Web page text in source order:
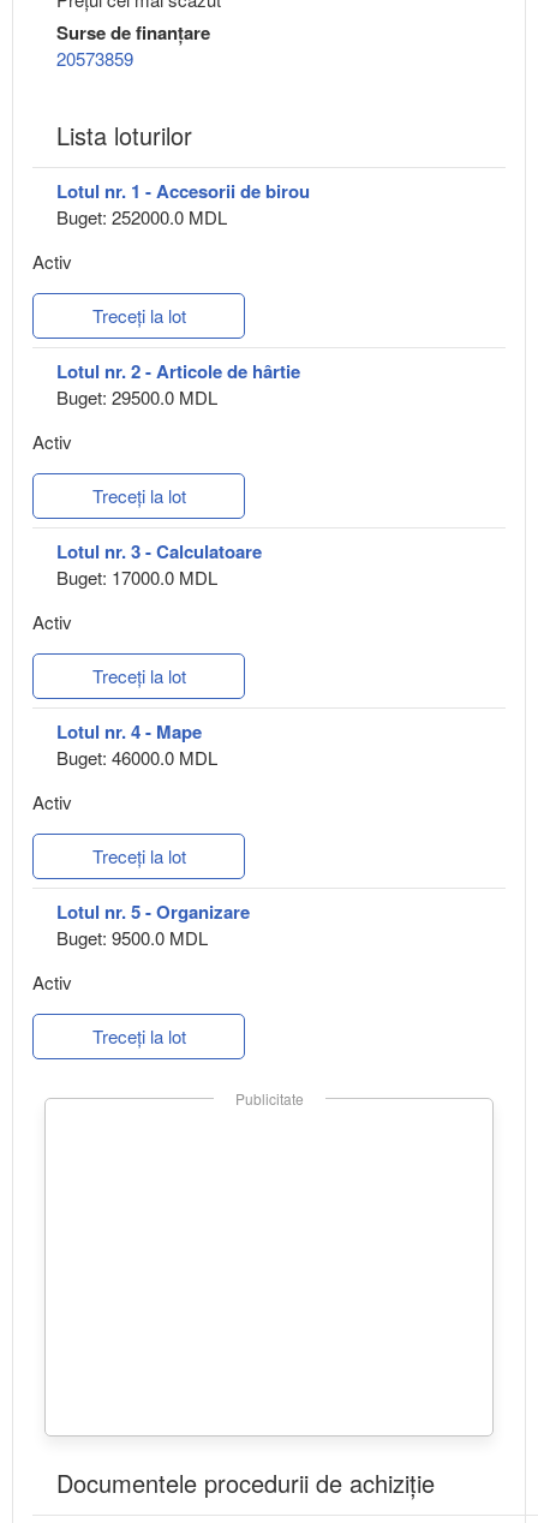
Surse de finanțare
20573859
Lista loturilor
Lotul nr. 1 - Accesorii de birou
Buget: 252000.0 MDL
Activ
Treceți la lot
Lotul nr. 2 - Articole de hârtie
Buget: 29500.0 MDL
Activ
Treceți la lot
Lotul nr. 3 - Calculatoare
Buget: 17000.0 MDL
Activ
Treceți la lot
Lotul nr. 4 - Mape
Buget: 46000.0 MDL
Activ
Treceți la lot
Lotul nr. 5 - Organizare
Buget: 9500.0 MDL
Activ
Treceți la lot
Publicitate
Documentele procedurii de achiziție